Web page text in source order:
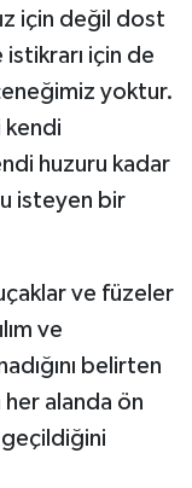
için değil dost
için de
yoktur.
kendi
huzuru kadar
isteyen bir
ve füzeler
ve
belirten
alanda ön
geçildiğini